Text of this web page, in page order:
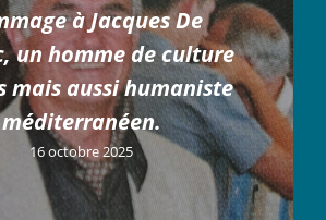
à Jacques De
un homme de culture
mais aussi humaniste
méditerranéen.
16 octobre 2025